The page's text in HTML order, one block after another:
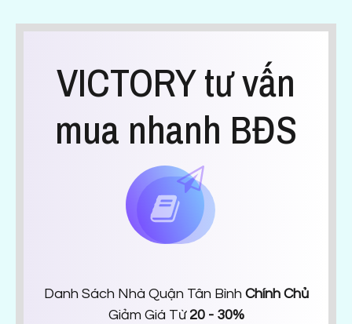
VICTORY tư vấn
mua nhanh BĐS
Danh Sách Nhà Quận Tân Bình Chính Chủ
Giảm Giá Từ 20 - 30%